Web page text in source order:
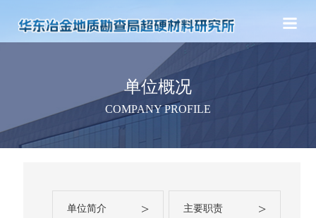
单位概况
COMPANY PROFILE
单位简介 > 主要职责 >